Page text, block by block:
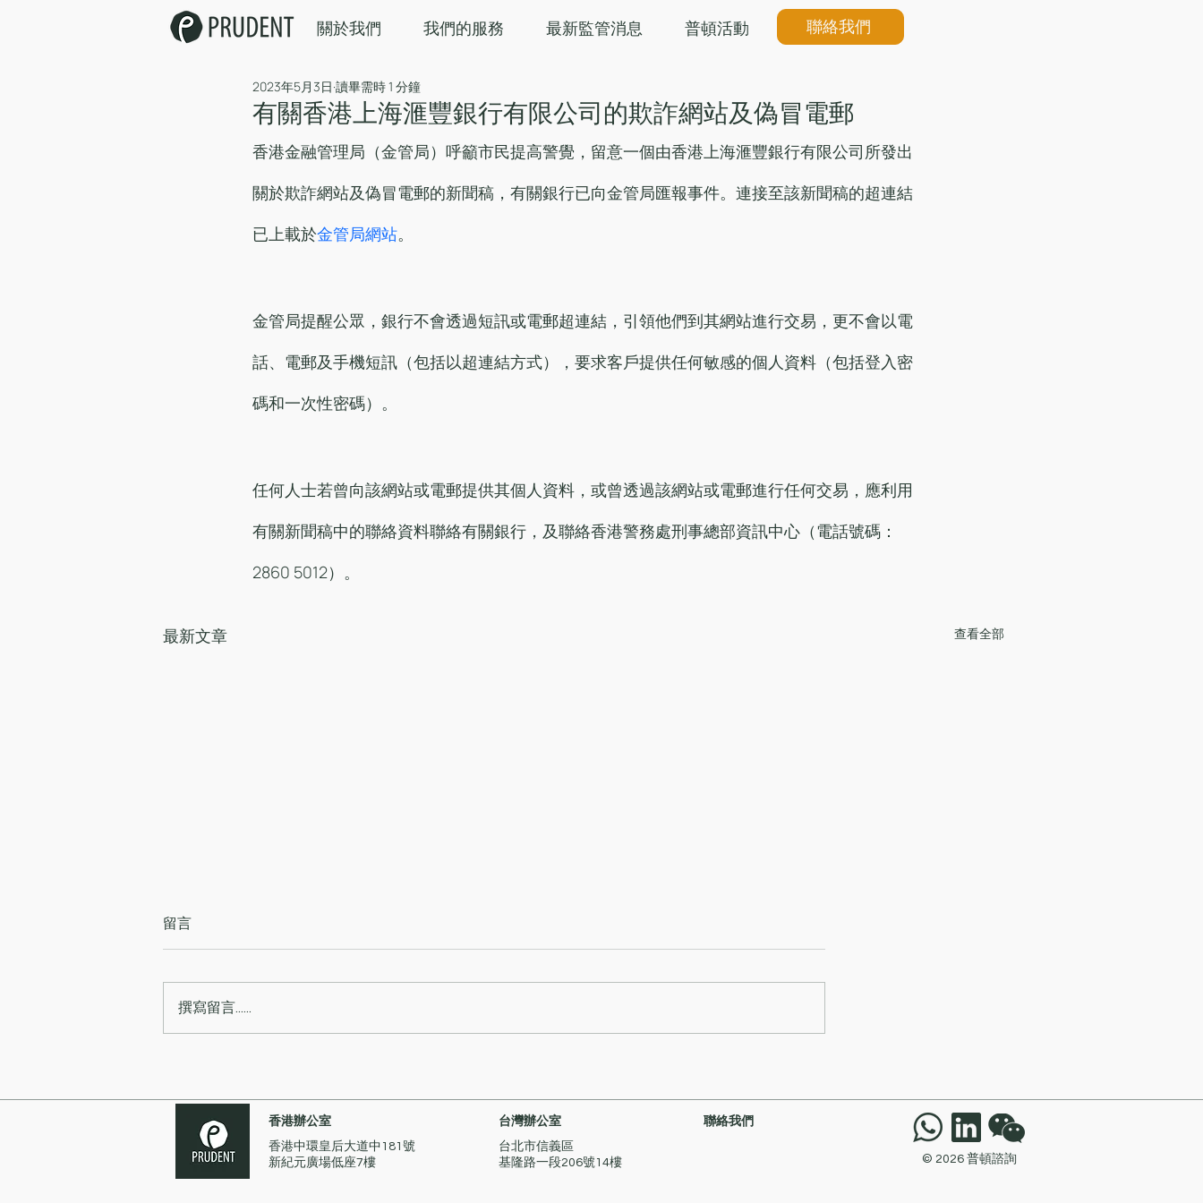
關於我們 我們的服務 最新監管消息 普頓活動 聯絡我們
有關香港上海滙豐銀行有限公司的欺詐網站及偽冒電郵
2023年5月3日 讀畢需時 1 分鐘
香港金融管理局（金管局）呼籲市民提高警覺，留意一個由香港上海滙豐銀行有限公司所發出
關於欺詐網站及偽冒電郵的新聞稿，有關銀行已向金管局匯報事件。連接至該新聞稿的超連結
已上載於金管局網站。
金管局提醒公眾，銀行不會透過短訊或電郵超連結，引領他們到其網站進行交易，更不會以電
話、電郵及手機短訊（包括以超連結方式），要求客戶提供任何敏感的個人資料（包括登入密
碼和一次性密碼）。
任何人士若曾向該網站或電郵提供其個人資料，或曾透過該網站或電郵進行任何交易，應利用
有關新聞稿中的聯絡資料聯絡有關銀行，及聯絡香港警務處刑事總部資訊中心（電話號碼：
2860 5012）。
最新文章 查看全部
內部監控缺失遭證監會譴責及
罰款280萬元
他缺失而遭證監會譴責及罰款
680萬元
網絡攻擊遭證監會譴責及罰款
留言
撰寫留言......
香港辦公室
香港中環皇后大道中181號
新紀元廣場低座7樓
台灣辦公室
台北市信義區
基隆路一段206號14樓
聯絡我們
© 2026 普頓諮詢